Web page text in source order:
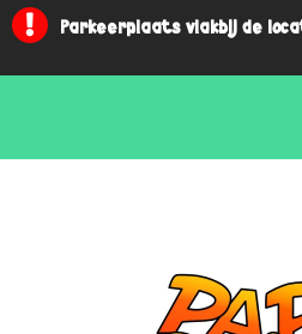
Parkeerplaats vlakbij de